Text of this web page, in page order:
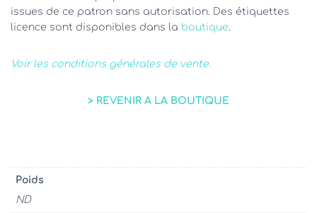
issues de ce patron sans autorisation. Des étiquettes
licence sont disponibles dans la boutique.
Voir les conditions générales de vente.
> REVENIR A LA BOUTIQUE
Poids
ND